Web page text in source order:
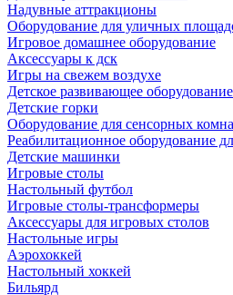
Надувные аттракционы
Оборудование для уличных
Игровое домашнее оборудование
Аксессуары к дск
Игры на свежем воздухе
Детское развивающее
Детские горки
Оборудование для сенсорных
Реабилитационное оборудование
Детские машинки
Игровые столы
Настольный футбол
Игровые столы-трансформеры
Аксессуары для игровых столов
Настольные игры
Аэрохоккей
Настольный хоккей
Бильярд